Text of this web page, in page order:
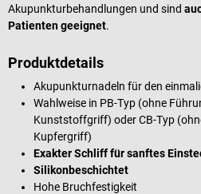
Akupunkturbehandlungen und sind
Patienten geeignet.
Produktdetails
Akupunkturnadeln für den
Wahlweise in PB-Typ (ohne
Kunststoffgriff) oder CB-Typ
Kupfergriff)
Exakter Schliff für sanftes
Silikonbeschichtet
Hohe Bruchfestigkeit